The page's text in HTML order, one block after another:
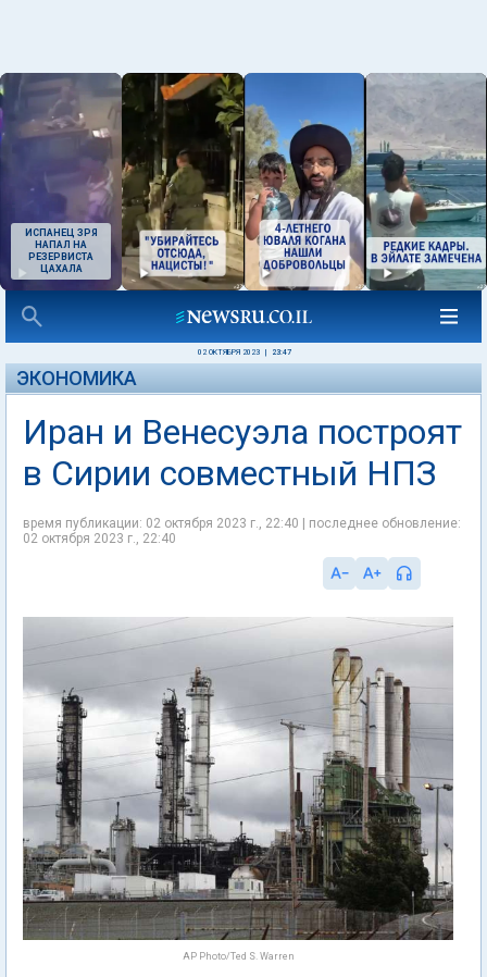
ИСПАНЕЦ ЗРЯ
НАПАЛ НА
РЕЗЕРВИСТА
ЦАХАЛА
02 ОКТЯБРЯ 2023 23:47
ЭКОНОМИКА
Иран и Венесуэла построят
в Сирии совместный НПЗ
время публикации: 02 октября 2023 г., 22:40 | последнее обновление:
02 октября 2023 г., 22:40
AP Photo/Ted S. Warren